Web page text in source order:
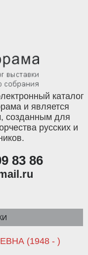
каталог
и является
созданным для
русских и
83 86
(1948 - )